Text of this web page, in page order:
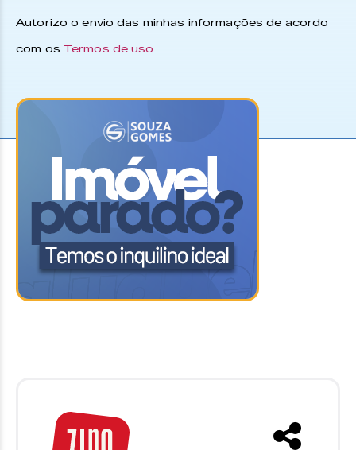
Autorizo o envio das minhas informações de acordo
com os Termos de uso.